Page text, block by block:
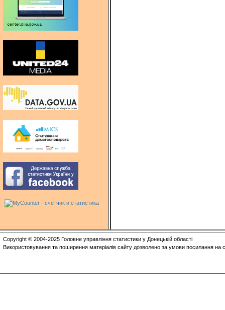
Copyright © 2004-2025 Головне управління статистики у Донецькій області
Використовування та поширення матеріалів сайту дозволено за умови посилання на